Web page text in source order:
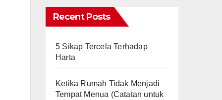
Recent Posts
5 Sikap Tercela Terhadap
Harta
Ketika Rumah Tidak Menjadi
Tempat Menua (Catatan untuk